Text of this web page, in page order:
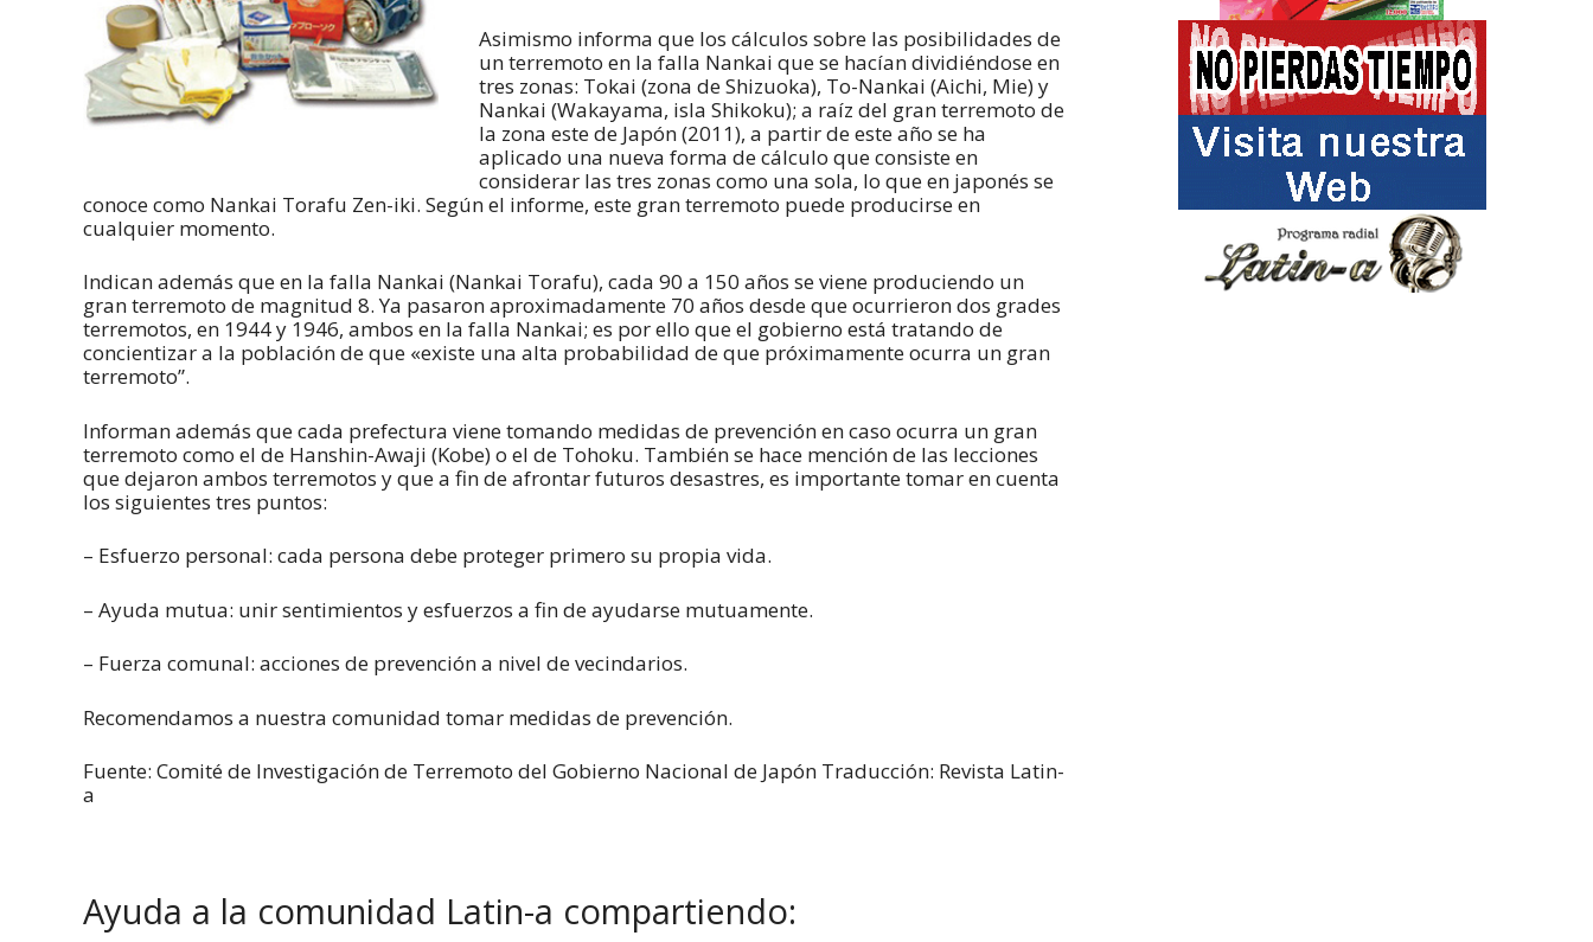
Asimismo informa que los cálculos sobre las posibilidades de
un terremoto en la falla Nankai que se hacían dividiéndose en
tres zonas: Tokai (zona de Shizuoka), To-Nankai (Aichi, Mie) y
Nankai (Wakayama, isla Shikoku); a raíz del gran terremoto de
la zona este de Japón (2011), a partir de este año se ha
aplicado una nueva forma de cálculo que consiste en
considerar las tres zonas como una sola, lo que en japonés se
conoce como Nankai Torafu Zen-iki. Según el informe, este gran terremoto puede producirse en
cualquier momento.
Indican además que en la falla Nankai (Nankai Torafu), cada 90 a 150 años se viene produciendo un
gran terremoto de magnitud 8. Ya pasaron aproximadamente 70 años desde que ocurrieron dos grades
terremotos, en 1944 y 1946, ambos en la falla Nankai; es por ello que el gobierno está tratando de
concientizar a la población de que «existe una alta probabilidad de que próximamente ocurra un gran
terremoto”.
Informan además que cada prefectura viene tomando medidas de prevención en caso ocurra un gran
terremoto como el de Hanshin-Awaji (Kobe) o el de Tohoku. También se hace mención de las lecciones
que dejaron ambos terremotos y que a fin de afrontar futuros desastres, es importante tomar en cuenta
los siguientes tres puntos:
– Esfuerzo personal: cada persona debe proteger primero su propia vida.
– Ayuda mutua: unir sentimientos y esfuerzos a fin de ayudarse mutuamente.
– Fuerza comunal: acciones de prevención a nivel de vecindarios.
Recomendamos a nuestra comunidad tomar medidas de prevención.
Fuente: Comité de Investigación de Terremoto del Gobierno Nacional de Japón Traducción: Revista Latin-
a
Ayuda a la comunidad Latin-a compartiendo: